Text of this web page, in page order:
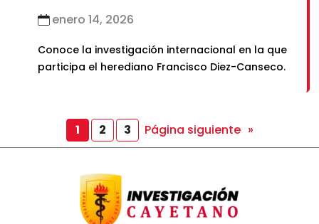
enero 14, 2026
Conoce la investigación internacional en la que
participa el herediano Francisco Diez-Canseco.
1 2 3 Página siguiente »